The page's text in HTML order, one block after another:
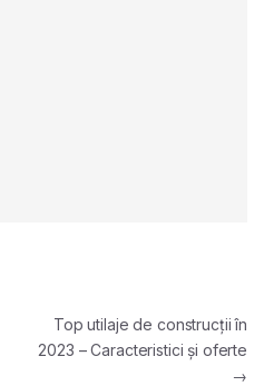
Top utilaje de construcții în
2023 – Caracteristici și oferte
→